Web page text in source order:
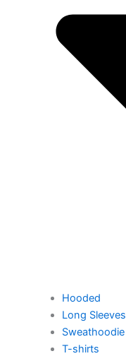
Hooded
Long Sleeves
Sweathoodie
T-shirts